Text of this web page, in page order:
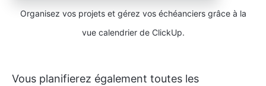
Organisez vos projets et gérez vos échéanciers grâce à la
vue calendrier de ClickUp.
Vous planifierez également toutes les